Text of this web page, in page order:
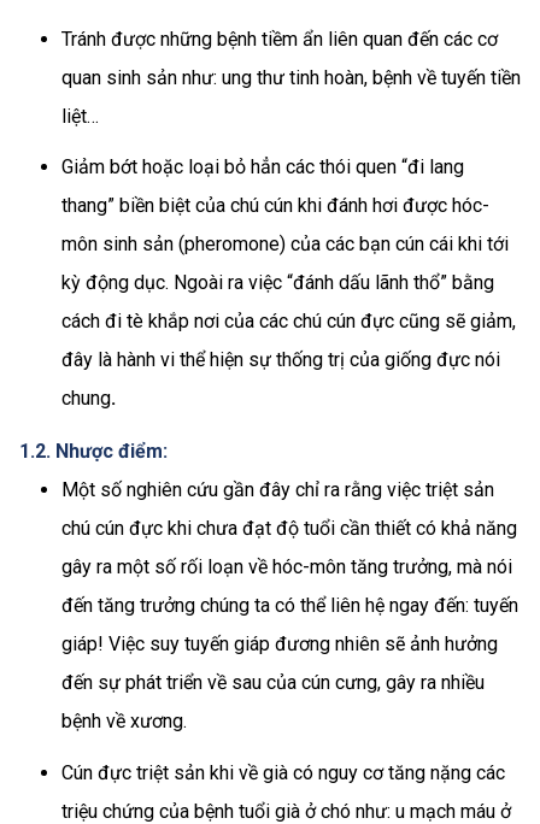
Tránh được những bệnh tiềm ẩn liên quan đến các cơ
quan sinh sản như: ung thư tinh hoàn, bệnh về tuyến tiền
liệt…
Giảm bớt hoặc loại bỏ hẳn các thói quen “đi lang
thang” biền biệt của chú cún khi đánh hơi được hóc-
môn sinh sản (pheromone) của các bạn cún cái khi tới
kỳ động dục. Ngoài ra việc “đánh dấu lãnh thổ” bằng
cách đi tè khắp nơi của các chú cún đực cũng sẽ giảm,
đây là hành vi thể hiện sự thống trị của giống đực nói
chung.
1.2. Nhược điểm:
Một số nghiên cứu gần đây chỉ ra rằng việc triệt sản
chú cún đực khi chưa đạt độ tuổi cần thiết có khả năng
gây ra một số rối loạn về hóc-môn tăng trưởng, mà nói
đến tăng trưởng chúng ta có thể liên hệ ngay đến: tuyến
giáp! Việc suy tuyến giáp đương nhiên sẽ ảnh hưởng
đến sự phát triển về sau của cún cưng, gây ra nhiều
bệnh về xương.
Cún đực triệt sản khi về già có nguy cơ tăng nặng các
triệu chứng của bệnh tuổi già ở chó như: u mạch máu ở